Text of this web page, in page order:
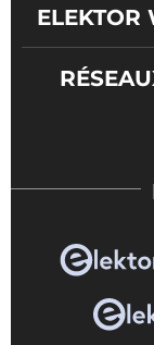
ELEKTOR